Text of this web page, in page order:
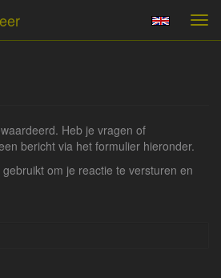
Heb je vragen of
bericht via het formulier hieronder.
om je reactie te versturen en